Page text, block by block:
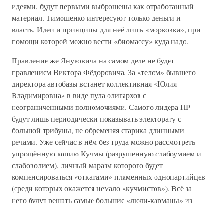
идеями, будут первыми выброшены как отработанный
материал. Тимошенко интересуют только деньги и
власть. Идеи и принципы для неё лишь «морковка», при
помощи которой можно вести «биомассу» куда надо.
Правление же Януковича на самом деле не будет
правлением Виктора Фёдоровича. За «телом» бывшего
директора автобазы встанет коллективная «Юлия
Владимировна» в виде пула олигархов с
неограниченными полномочиями. Самого лидера ПР
будут лишь периодически показывать электорату с
большой трибуны, не обременяя старика длинными
речами. Уже сейчас в нём без труда можно рассмотреть
упрощённую копию Кучмы (разрушенную слабоумием и
слабоволием), личный маразм которого будет
компенсироваться «откатами» пламенных однопартийцев
(среди которых окажется немало «кучмистов»). Всё за
него будут решать самые большие «люди-карманы» из